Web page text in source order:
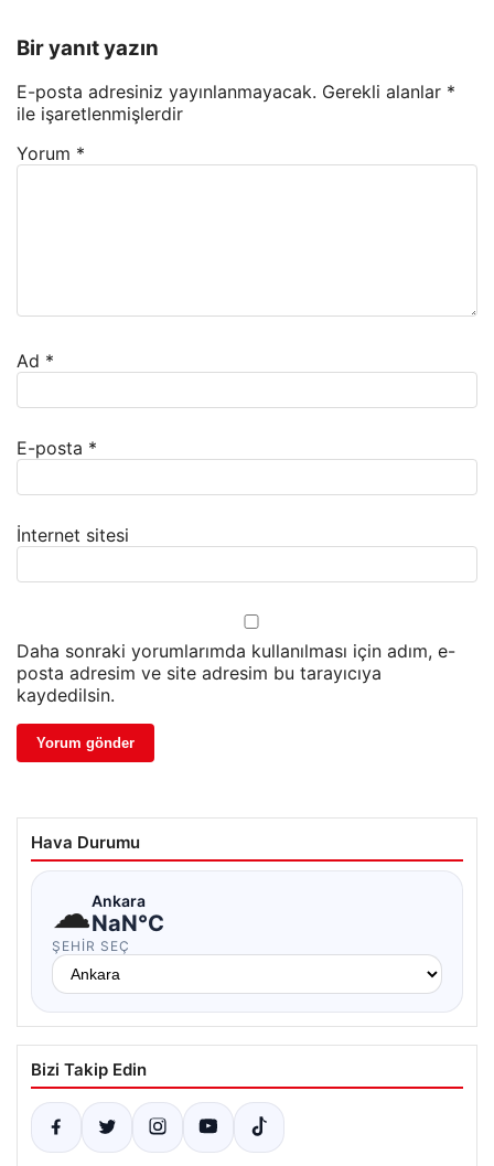
Bir yanıt yazın
E-posta adresiniz yayınlanmayacak. Gerekli alanlar *
ile işaretlenmişlerdir
Yorum *
Ad *
E-posta *
İnternet sitesi
Daha sonraki yorumlarımda kullanılması için adım, e-
posta adresim ve site adresim bu tarayıcıya
kaydedilsin.
Hava Durumu
☁Ankara
NaN°C
ŞEHIR SEÇ
Bizi Takip Edin